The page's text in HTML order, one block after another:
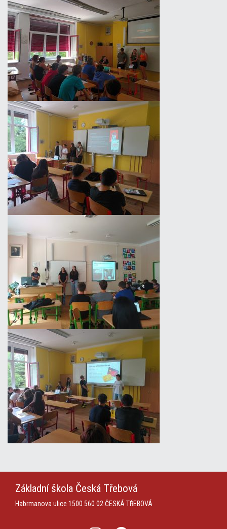
Základní škola Česká Třebová
Habrmanova ulice 1500 560 02 ČESKÁ TŘEBOVÁ